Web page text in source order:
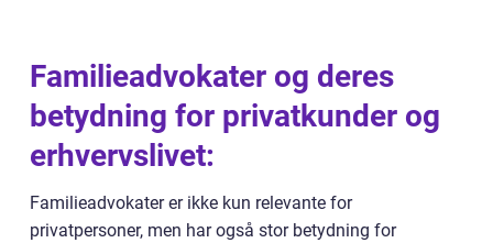
Familieadvokater og deres
betydning for privatkunder og
erhvervslivet:
Familieadvokater er ikke kun relevante for
privatpersoner, men har også stor betydning for